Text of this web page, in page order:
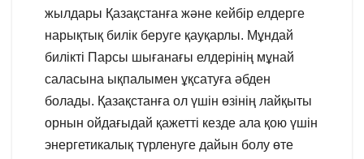
жылдары Қазақстанға және кейбір елдерге
нарықтық билік беруге қауқарлы. Мұндай
билікті Парсы шығанағы елдерінің мұнай
саласына ықпалымен ұқсатуға әбден
болады. Қазақстанға ол үшін өзінің лайқыты
орнын ойдағыдай қажетті кезде ала қою үшін
энергетикалық түрленуге дайын болу өте